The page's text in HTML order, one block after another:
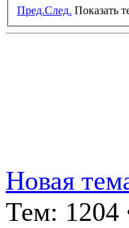
Пред.След. Показать
Новая
Тем: 1204